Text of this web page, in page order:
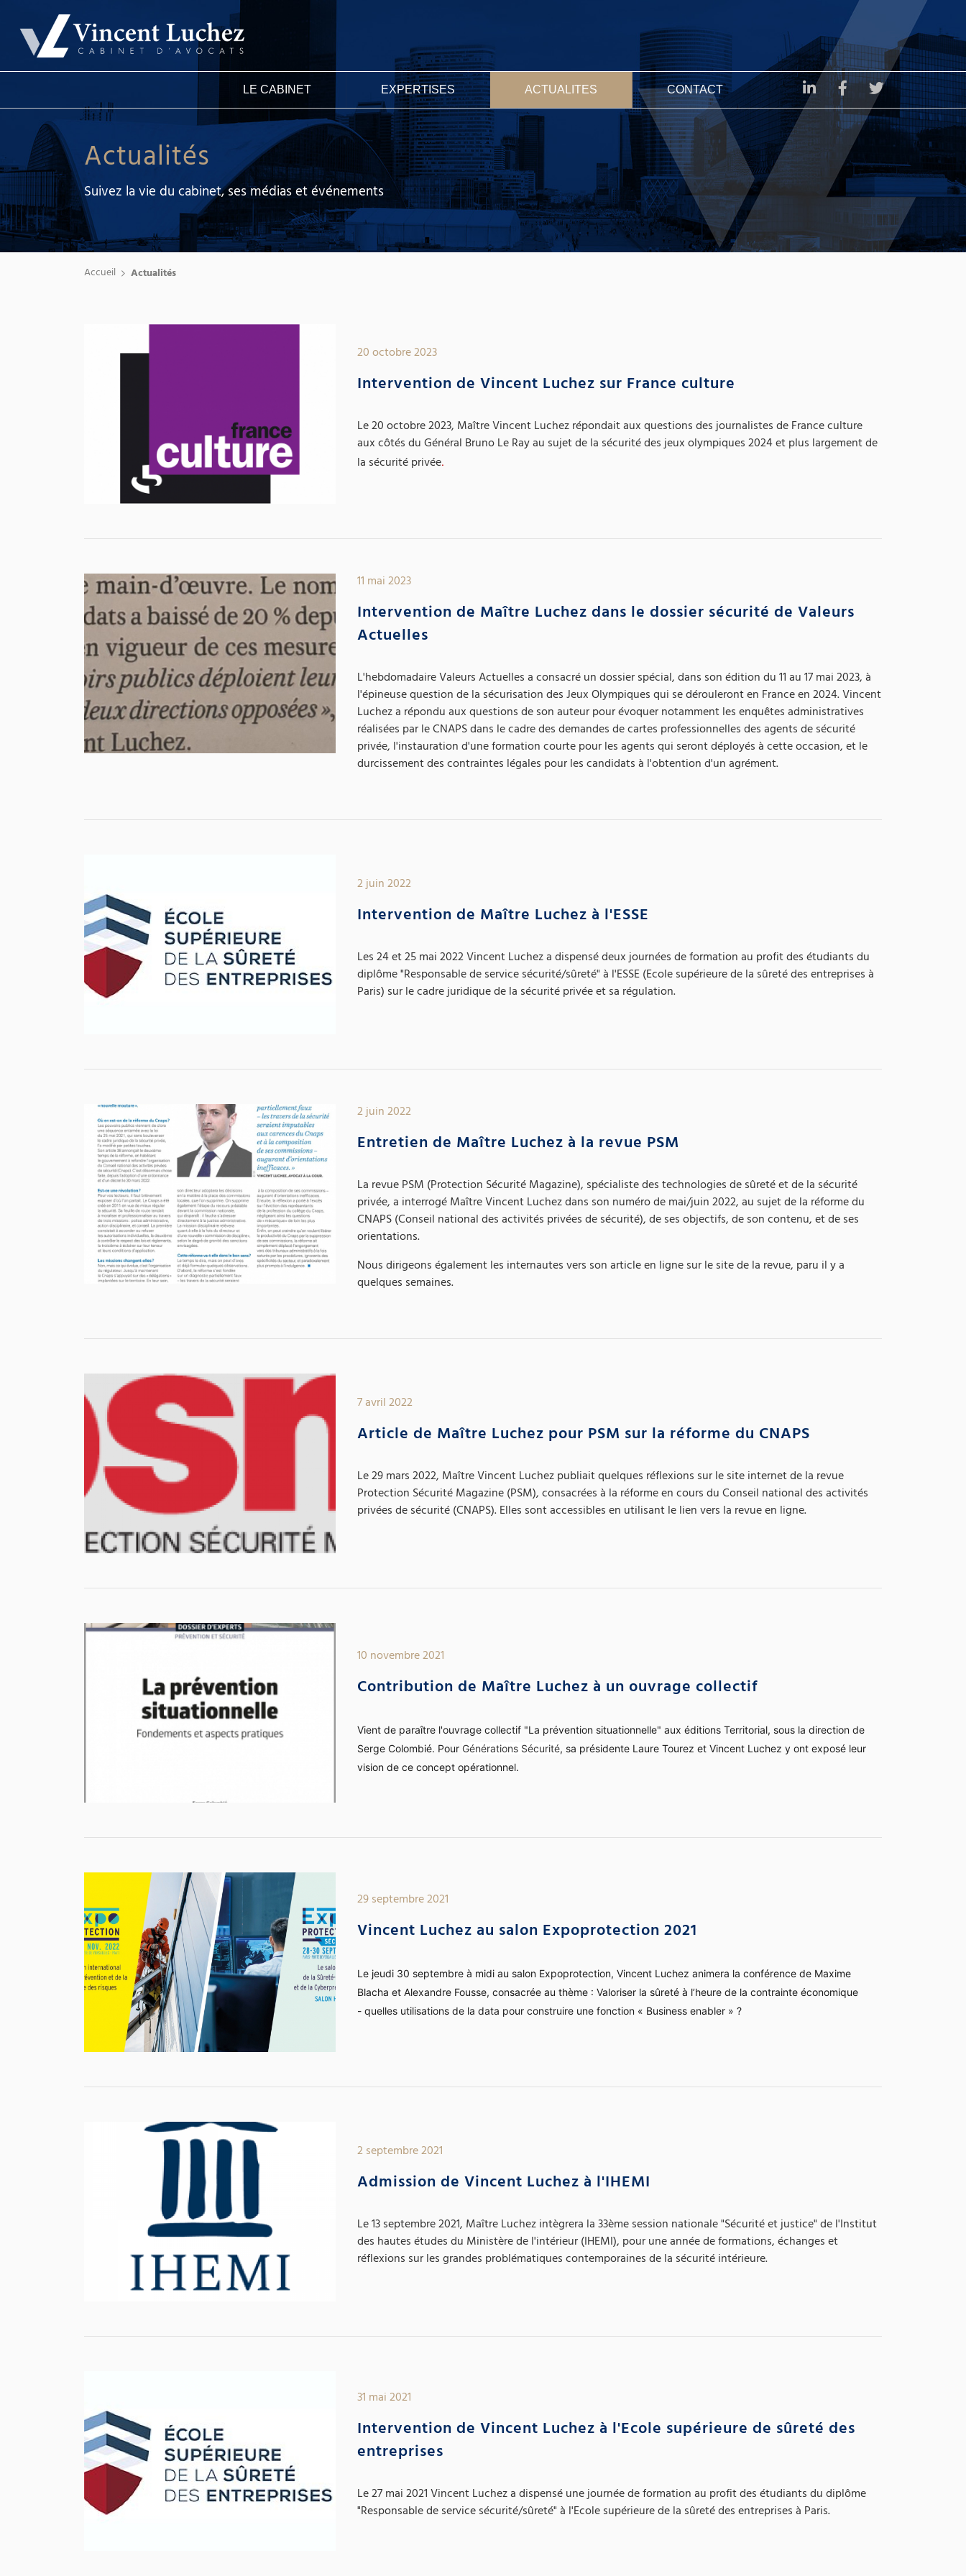
LE CABINET EXPERTISES ACTUALITES CONTACT
Actualités
Suivez la vie du cabinet, ses médias et événements
Accueil Actualités
20 octobre 2023
Intervention de Vincent Luchez sur France culture
Le 20 octobre 2023, Maître Vincent Luchez répondait aux questions des journalistes de France culture
aux côtés du Général Bruno Le Ray au sujet de la sécurité des jeux olympiques 2024 et plus largement de
la sécurité privée.
11 mai 2023
Intervention de Maître Luchez dans le dossier sécurité de Valeurs
Actuelles
L'hebdomadaire Valeurs Actuelles a consacré un dossier spécial, dans son édition du 11 au 17 mai 2023, à
l'épineuse question de la sécurisation des Jeux Olympiques qui se dérouleront en France en 2024. Vincent
Luchez a répondu aux questions de son auteur pour évoquer notamment les enquêtes administratives
réalisées par le CNAPS dans le cadre des demandes de cartes professionnelles des agents de sécurité
privée, l'instauration d'une formation courte pour les agents qui seront déployés à cette occasion, et le
durcissement des contraintes légales pour les candidats à l'obtention d'un agrément.
2 juin 2022
Intervention de Maître Luchez à l'ESSE
Les 24 et 25 mai 2022 Vincent Luchez a dispensé deux journées de formation au profit des étudiants du
diplôme "Responsable de service sécurité/sûreté" à l'ESSE (Ecole supérieure de la sûreté des entreprises à
Paris) sur le cadre juridique de la sécurité privée et sa régulation.
2 juin 2022
Entretien de Maître Luchez à la revue PSM
La revue PSM (Protection Sécurité Magazine), spécialiste des technologies de sûreté et de la sécurité
privée, a interrogé Maître Vincent Luchez dans son numéro de mai/juin 2022, au sujet de la réforme du
CNAPS (Conseil national des activités privées de sécurité), de ses objectifs, de son contenu, et de ses
orientations.
Nous dirigeons également les internautes vers son article en ligne sur le site de la revue, paru il y a
quelques semaines.
7 avril 2022
Article de Maître Luchez pour PSM sur la réforme du CNAPS
Le 29 mars 2022, Maître Vincent Luchez publiait quelques réflexions sur le site internet de la revue
Protection Sécurité Magazine (PSM), consacrées à la réforme en cours du Conseil national des activités
privées de sécurité (CNAPS). Elles sont accessibles en utilisant le lien vers la revue en ligne.
10 novembre 2021
Contribution de Maître Luchez à un ouvrage collectif
Vient de paraître l'ouvrage collectif "La prévention situationnelle" aux éditions Territorial, sous la direction de
Serge Colombié. Pour Générations Sécurité, sa présidente Laure Tourez et Vincent Luchez y ont exposé leur
vision de ce concept opérationnel.
29 septembre 2021
Vincent Luchez au salon Expoprotection 2021
Le jeudi 30 septembre à midi au salon Expoprotection, Vincent Luchez animera la conférence de Maxime
Blacha et Alexandre Fousse, consacrée au thème : Valoriser la sûreté à l’heure de la contrainte économique
- quelles utilisations de la data pour construire une fonction « Business enabler » ?
2 septembre 2021
Admission de Vincent Luchez à l'IHEMI
Le 13 septembre 2021, Maître Luchez intègrera la 33ème session nationale "Sécurité et justice" de l'Institut
des hautes études du Ministère de l'intérieur (IHEMI), pour une année de formations, échanges et
réflexions sur les grandes problématiques contemporaines de la sécurité intérieure.
31 mai 2021
Intervention de Vincent Luchez à l'Ecole supérieure de sûreté des
entreprises
Le 27 mai 2021 Vincent Luchez a dispensé une journée de formation au profit des étudiants du diplôme
"Responsable de service sécurité/sûreté" à l'Ecole supérieure de la sûreté des entreprises à Paris.